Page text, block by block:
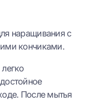
наращивания с
кончиками.
После мытья